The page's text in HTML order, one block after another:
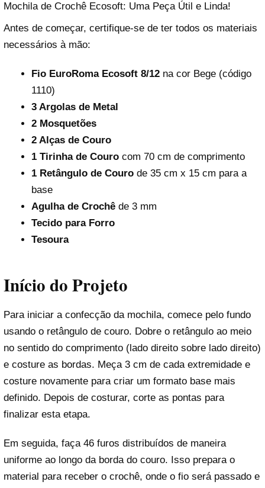
Mochila de Crochê Ecosoft: Uma Peça Útil e Linda!
Antes de começar, certifique-se de ter todos os materiais
necessários à mão:
Fio EuroRoma Ecosoft 8/12na cor Bege (código
1110)
3 Argolas de Metal
2 Mosquetões
2 Alças de Couro
1 Tirinha de Courocom 70 cm de comprimento
1 Retângulo de Courode 35 cm x 15 cm para a
base
Agulha de Crochêde 3 mm
Tecido para Forro
Tesoura
Início do Projeto
Para iniciar a confecção da mochila, comece pelo fundo
usando o retângulo de couro. Dobre o retângulo ao meio
no sentido do comprimento (lado direito sobre lado direito)
e costure as bordas. Meça 3 cm de cada extremidade e
costure novamente para criar um formato base mais
definido. Depois de costurar, corte as pontas para
finalizar esta etapa.
Em seguida, faça 46 furos distribuídos de maneira
uniforme ao longo da borda do couro. Isso prepara o
material para receber o crochê, onde o fio será passado e